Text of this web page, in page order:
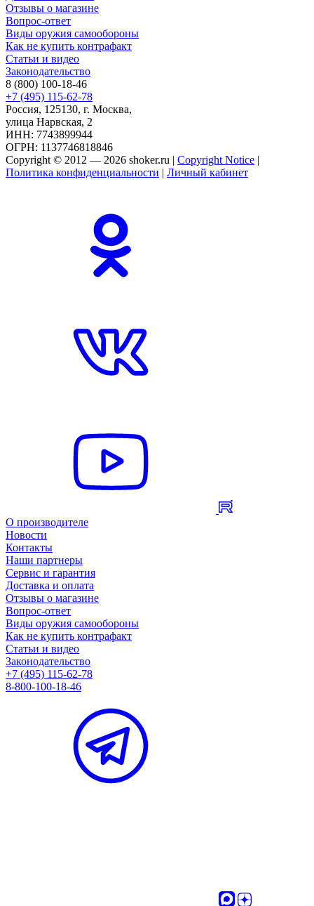
Отзывы о магазине
Вопрос-ответ
Виды оружия самообороны
Как не купить контрафакт
Статьи и видео
Законодательство
8 (800) 100-18-46
+7 (495) 115-62-78
Россия, 125130, г. Москва,
улица Нарвская, 2
ИНН: 7743899944
ОГРН: 1137746818846
Copyright © 2012 — 2026 shoker.ru | Copyright Notice |
Политика конфиденциальности | Личный кабинет
О производителе
Новости
Контакты
Наши партнеры
Сервис и гарантия
Доставка и оплата
Отзывы о магазине
Вопрос-ответ
Виды оружия самообороны
Как не купить контрафакт
Статьи и видео
Законодательство
+7 (495) 115-62-78
8-800-100-18-46